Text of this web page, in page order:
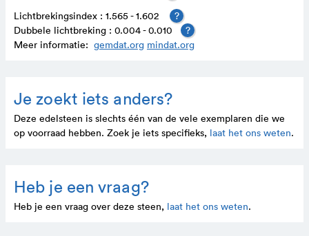
Lichtbrekingsindex : 1.565 - 1.602
?
Dubbele lichtbreking : 0.004 - 0.010
?
Meer informatie: gemdat.org mindat.org
Je zoekt iets anders?
Deze edelsteen is slechts één van de vele exem­plaren die we
op voor­raad hebben. Zoek je iets speci­fieks, laat het ons weten.
Heb je een vraag?
Heb je een vraag over deze steen, laat het ons weten.